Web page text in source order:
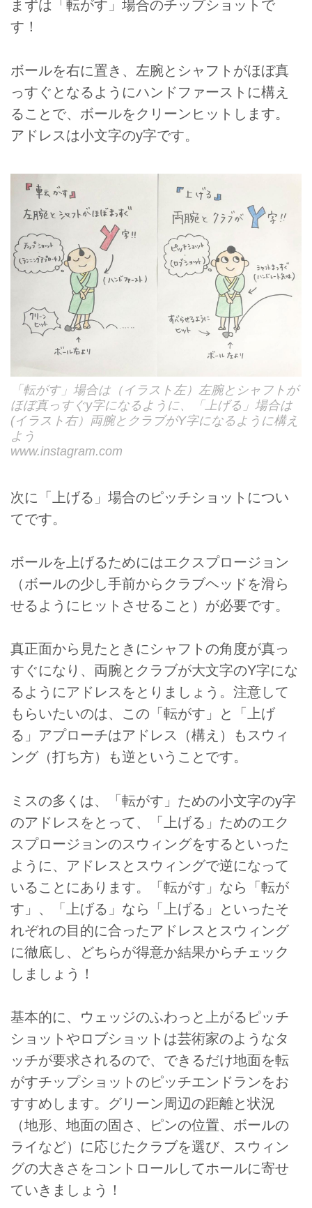
まずは「転がす」場合のチップショットで
す！
ボールを右に置き、左腕とシャフトがほぼ真
っすぐとなるようにハンドファーストに構え
ることで、ボールをクリーンヒットします。
アドレスは小文字のy字です。
「転がす」場合は（イラスト左）左腕とシャフトが
ほぼ真っすぐy字になるように、「上げる」場合は
(イラスト右）両腕とクラブがY字になるように構え
よう
www.instagram.com
次に「上げる」場合のピッチショットについ
てです。
ボールを上げるためにはエクスプロージョン
（ボールの少し手前からクラブヘッドを滑ら
せるようにヒットさせること）が必要です。
真正面から見たときにシャフトの角度が真っ
すぐになり、両腕とクラブが大文字のY字にな
るようにアドレスをとりましょう。注意して
もらいたいのは、この「転がす」と「上げ
る」アプローチはアドレス（構え）もスウィ
ング（打ち方）も逆ということです。
ミスの多くは、「転がす」ための小文字のy字
のアドレスをとって、「上げる」ためのエク
スプロージョンのスウィングをするといった
ように、アドレスとスウィングで逆になって
いることにあります。「転がす」なら「転が
す」、「上げる」なら「上げる」といったそ
れぞれの目的に合ったアドレスとスウィング
に徹底し、どちらが得意か結果からチェック
しましょう！
基本的に、ウェッジのふわっと上がるピッチ
ショットやロブショットは芸術家のようなタ
ッチが要求されるので、できるだけ地面を転
がすチップショットのピッチエンドランをお
すすめします。グリーン周辺の距離と状況
（地形、地面の固さ、ピンの位置、ボールの
ライなど）に応じたクラブを選び、スウィン
グの大きさをコントロールしてホールに寄せ
ていきましょう！